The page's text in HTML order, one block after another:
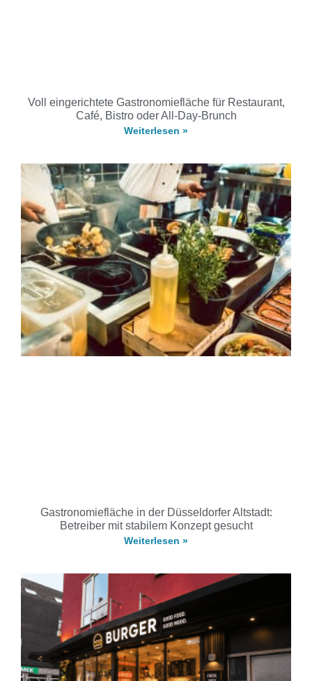
Voll eingerichtete Gastronomiefläche für Restaurant,
Café, Bistro oder All-Day-Brunch
Weiterlesen »
Gastronomiefläche in der Düsseldorfer Altstadt:
Betreiber mit stabilem Konzept gesucht
Weiterlesen »